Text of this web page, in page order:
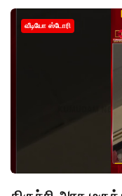
வீடியோ ஸ்டோரி